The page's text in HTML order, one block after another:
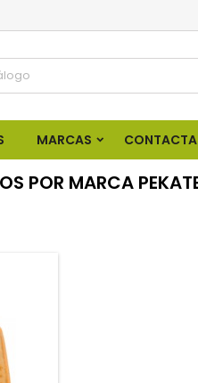
MARCAS CONTACTA
POR MARCA